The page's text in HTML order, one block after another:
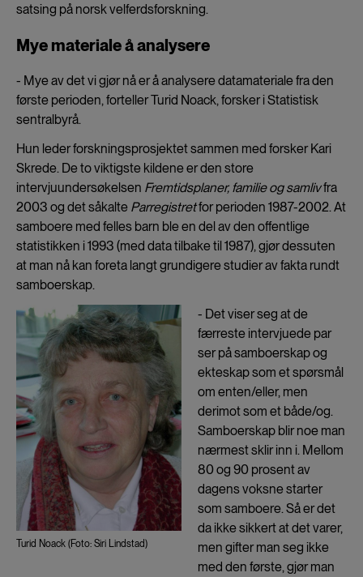
satsing på norsk velferdsforskning.
Mye materiale å analysere
- Mye av det vi gjør nå er å analysere datamateriale fra den
første perioden, forteller Turid Noack, forsker i Statistisk
sentralbyrå.
Hun leder forskningsprosjektet sammen med forsker Kari
Skrede. De to viktigste kildene er den store
intervjuundersøkelsen Fremtidsplaner, familie og samlivfra
2003 og det såkalte Parregistretfor perioden 1987-2002. At
samboere med felles barn ble en del av den offentlige
statistikken i 1993 (med data tilbake til 1987), gjør dessuten
at man nå kan foreta langt grundigere studier av fakta rundt
samboerskap.
Turid Noack (Foto: Siri Lindstad)
- Det viser seg at de
færreste intervjuede par
ser på samboerskap og
ekteskap som et spørsmål
om enten/eller, men
derimot som et både/og.
Samboerskap blir noe man
nærmest sklir inn i. Mellom
80 og 90 prosent av
dagens voksne starter
som samboere. Så er det
da ikke sikkert at det varer,
men gifter man seg ikke
med den første, gjør man